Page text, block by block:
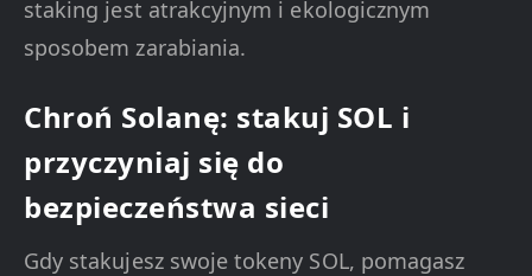
staking jest atrakcyjnym i ekologicznym
sposobem zarabiania.
Chroń Solanę: stakuj SOL i
przyczyniaj się do
bezpieczeństwa sieci
Gdy stakujesz swoje tokeny SOL, pomagasz